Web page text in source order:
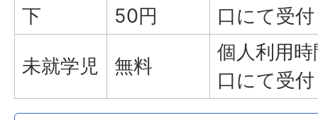
下
50円
口にて受
未就学児 無料
個人利用
口にて受